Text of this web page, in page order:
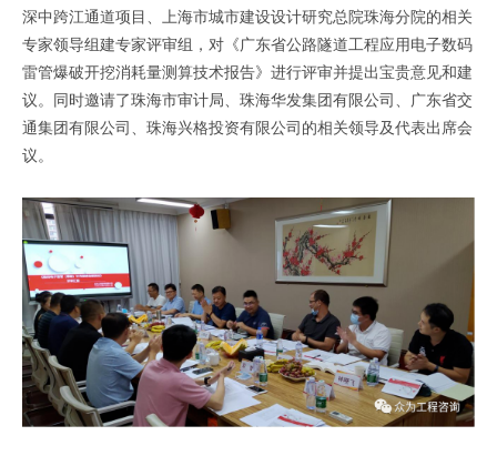
深中跨江通道项目、上海市城市建设设计研究总院珠海分院的相关
专家领导组建专家评审组，对《广东省公路隧道工程应用电子数码
雷管爆破开挖消耗量测算技术报告》进行评审并提出宝贵意见和建
议。同时邀请了珠海市审计局、珠海华发集团有限公司、广东省交
通集团有限公司、珠海兴格投资有限公司的相关领导及代表出席会
议。